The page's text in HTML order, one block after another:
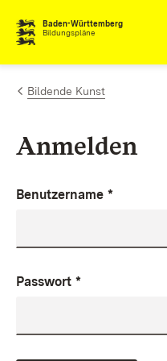
Zum Inhalt springen
Baden-Württemberg
Bildungspläne
Bildende Kunst
Anmelden
Benutzername *
Passwort *